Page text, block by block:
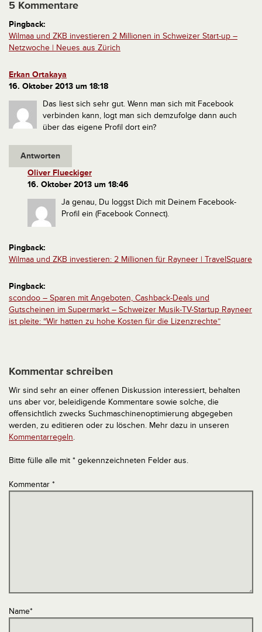
5 Kommentare
Pingback:
Wilmaa und ZKB investieren 2 Millionen in Schweizer Start-up –
Netzwoche | Neues aus Zürich
Erkan Ortakaya
16. Oktober 2013 um 18:18
Das liest sich sehr gut. Wenn man sich mit Facebook
verbinden kann, logt man sich demzufolge dann auch
über das eigene Profil dort ein?
Antworten
Oliver Flueckiger
16. Oktober 2013 um 18:46
Ja genau, Du loggst Dich mit Deinem Facebook-
Profil ein (Facebook Connect).
Pingback:
Wilmaa und ZKB investieren: 2 Millionen für Rayneer | TravelSquare
Pingback:
scondoo – Sparen mit Angeboten, Cashback-Deals und
Gutscheinen im Supermarkt – Schweizer Musik-TV-Startup Rayneer
ist pleite: “Wir hatten zu hohe Kosten für die Lizenzrechte”
Kommentar schreiben
Wir sind sehr an einer offenen Diskussion interessiert, behalten
uns aber vor, beleidigende Kommentare sowie solche, die
offensichtlich zwecks Suchmaschinenoptimierung abgegeben
werden, zu editieren oder zu löschen. Mehr dazu in unseren
Kommentarregeln.
Bitte fülle alle mit * gekennzeichneten Felder aus.
Kommentar *
Name*